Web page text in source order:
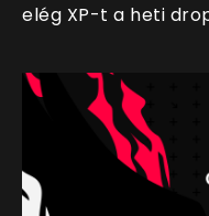
elég XP-t a heti